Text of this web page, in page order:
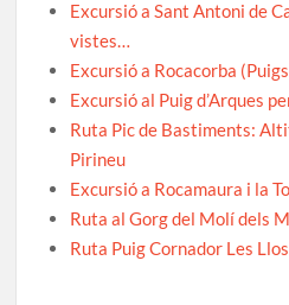
Excursió a Sant Antoni de
vistes…
Excursió a Rocacorba
Excursió al Puig d’Arques
Ruta Pic de Bastiments:
Pirineu
Excursió a Rocamaura i la
Ruta al Gorg del Molí dels
Ruta Puig Cornador Les